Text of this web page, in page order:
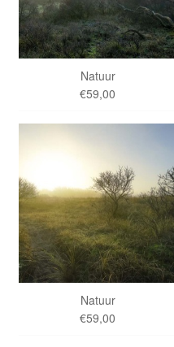
Natuur
€59,00
Natuur
€59,00